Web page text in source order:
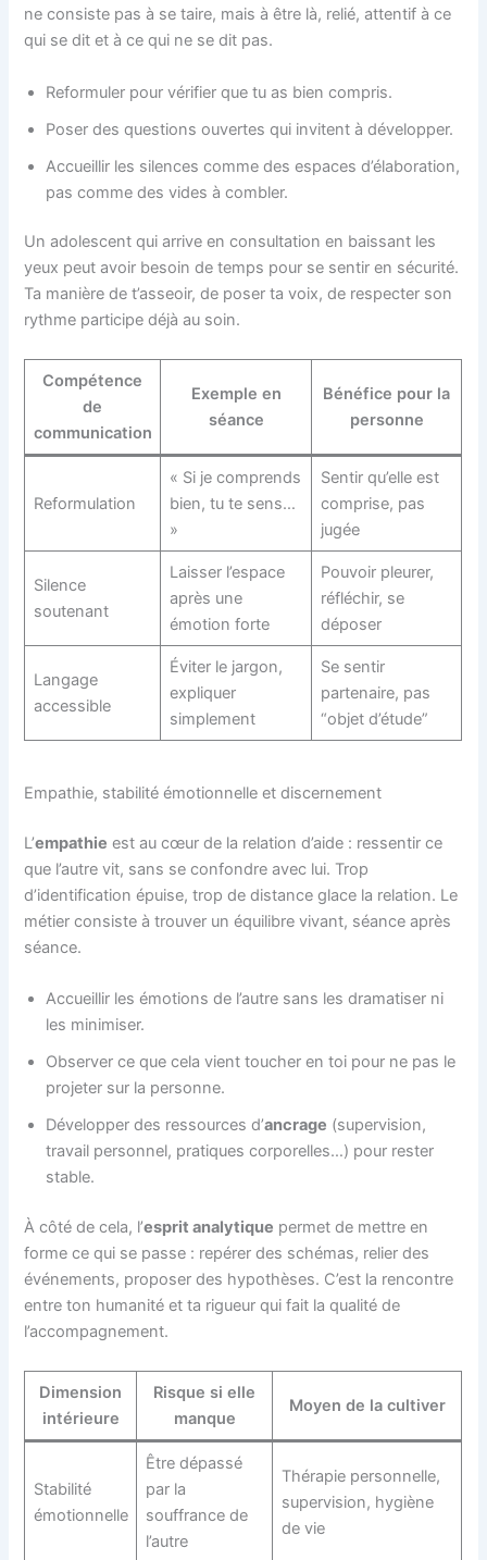
ne consiste pas à se taire, mais à être là, relié, attentif à ce
qui se dit et à ce qui ne se dit pas.
Reformuler pour vérifier que tu as bien compris.
Poser des questions ouvertes qui invitent à développer.
Accueillir les silences comme des espaces d’élaboration,
pas comme des vides à combler.
Un adolescent qui arrive en consultation en baissant les
yeux peut avoir besoin de temps pour se sentir en sécurité.
Ta manière de t’asseoir, de poser ta voix, de respecter son
rythme participe déjà au soin.
Compétence
de
communication
Exemple en
séance
Bénéfice pour la
personne
Reformulation
« Si je comprends
bien, tu te sens…
»
Sentir qu’elle est
comprise, pas
jugée
Silence
soutenant
Laisser l’espace
après une
émotion forte
Pouvoir pleurer,
réfléchir, se
déposer
Langage
accessible
Éviter le jargon,
expliquer
simplement
Se sentir
partenaire, pas
“objet d’étude”
Empathie, stabilité émotionnelle et discernement
L’empathie est au cœur de la relation d’aide : ressentir ce
que l’autre vit, sans se confondre avec lui. Trop
d’identification épuise, trop de distance glace la relation. Le
métier consiste à trouver un équilibre vivant, séance après
séance.
Accueillir les émotions de l’autre sans les dramatiser ni
les minimiser.
Observer ce que cela vient toucher en toi pour ne pas le
projeter sur la personne.
Développer des ressources d’ancrage (supervision,
travail personnel, pratiques corporelles…) pour rester
stable.
À côté de cela, l’esprit analytique permet de mettre en
forme ce qui se passe : repérer des schémas, relier des
événements, proposer des hypothèses. C’est la rencontre
entre ton humanité et ta rigueur qui fait la qualité de
l’accompagnement.
Dimension
intérieure
Risque si elle
manque
Moyen de la cultiver
Stabilité
émotionnelle
Être dépassé
par la
souffrance de
l’autre
Thérapie personnelle,
supervision, hygiène
de vie